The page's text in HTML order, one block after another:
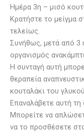
Ημέρα 3η – μισό
Κρατήστε το μείγμα
τελείως.
Συνήθως, μετά από 3
οργανισμός
Η συνταγή αυτή
θεραπεία
κουταλάκι του
Επαναλάβετε αυτή τη
Μπορείτε να
να το προσθέσετε